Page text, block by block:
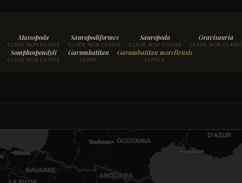
› Massopoda
CLADE NON CLASSÉ › Sauropodiformes
CLADE NON CLASSÉ › Sauropoda
CLADE NON CLASSÉ › Gravisauria
CLADE NON CLASSÉ
› Somphospondyli
CLADE NON CLASSÉ › Garumbatitan
GENRE › Garumbatitan morellensis
ESPÈCE